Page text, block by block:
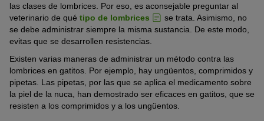
las clases de lombrices. Por eso, es aconsejable preguntar al
veterinario de qué tipo de lombrices
se trata. Asimismo, no
se debe administrar siempre la misma sustancia. De este modo,
evitas que se desarrollen resistencias.
Existen varias maneras de administrar un método contra las
lombrices en gatitos. Por ejemplo, hay ungüentos, comprimidos y
pipetas. Las pipetas, por las que se aplica el medicamento sobre
la piel de la nuca, han demostrado ser eficaces en gatitos, que se
resisten a los comprimidos y a los ungüentos.